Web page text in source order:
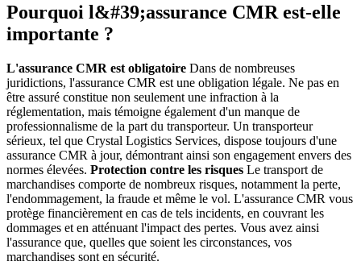
Pourquoi l&#39;assurance CMR est-elle
importante ?
L'assurance CMR est obligatoire Dans de nombreuses
juridictions, l'assurance CMR est une obligation légale. Ne pas en
être assuré constitue non seulement une infraction à la
réglementation, mais témoigne également d'un manque de
professionnalisme de la part du transporteur. Un transporteur
sérieux, tel que Crystal Logistics Services, dispose toujours d'une
assurance CMR à jour, démontrant ainsi son engagement envers des
normes élevées. Protection contre les risques Le transport de
marchandises comporte de nombreux risques, notamment la perte,
l'endommagement, la fraude et même le vol. L'assurance CMR vous
protège financièrement en cas de tels incidents, en couvrant les
dommages et en atténuant l'impact des pertes. Vous avez ainsi
l'assurance que, quelles que soient les circonstances, vos
marchandises sont en sécurité.